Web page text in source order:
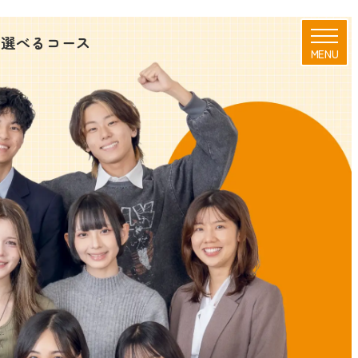
べるコース
MENU